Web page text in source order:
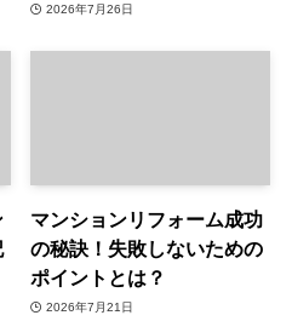
2026年7月26日
マンションリフォーム成功
の秘訣！失敗しないための
ポイントとは？
2026年7月21日